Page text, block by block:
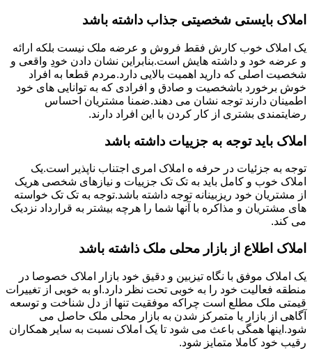
املاک بایستی شخصیتی جذاب داشته باشد
یک املاک خوب کارش فقط فروش و عرضه ملک نیست بلکه ارائه
و عرضه خود و داشته هایش است.بنابراین نشان دادن خودِ واقعی و
شخصیت اصلی که دارید اهمیت بالایی دارد.مردم قطعا به افراد
خوش برخورد باشخصیت و صادق و افرادی که به توانایی های خود
اطمینان دارند توجه نشان می دهند.ضمنا مشتریان احساس
رضایتمندی بشتری از کار کردن با این افراد دارند.
املاک باید توجه به جزییات داشته باشد
توجه به جزئیات در حرفه ه املاک امری اجتناب ناپذیر است.یک
املاک خوب و کامل باید به تک تک جزییات و نیازهای شخصی هریک
از مشتریان خود ریزبینانه توجه داشته باشد.توجه به تک تک خواسته
های مشتریان و مذاکره با آنها شما را هرچه بیشتر به قرارداد نزدیک
می کند.
املاک اطلاع از بازار محلی ملک ذاشته باشد
یک املاک موفق با نگاه تیزبین و دقیق خود بازار املاک خصوصا در
منطقه فعالیت خود را به خوبی تحت نظر دارد.او به خوبی از تغییرات
قیمتی ملک مطلع است چراکه موفقیت تنها از دل شناخت و توسعه
آگاهی از بازار یا متمرکز شدن به بازار محلی ملک حاصل می
شود.اینها همگی باعث می شود تا یک املاک نسبت به سایر همکاران
رقیب خود کاملا متمایز شود.